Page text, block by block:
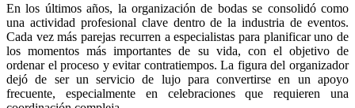
En los últimos años, la organización de bodas se consolidó como
una actividad profesional clave dentro de la industria de eventos.
Cada vez más parejas recurren a especialistas para planificar uno de
los momentos más importantes de su vida, con el objetivo de
ordenar el proceso y evitar contratiempos. La figura del organizador
dejó de ser un servicio de lujo para convertirse en un apoyo
frecuente, especialmente en celebraciones que requieren una